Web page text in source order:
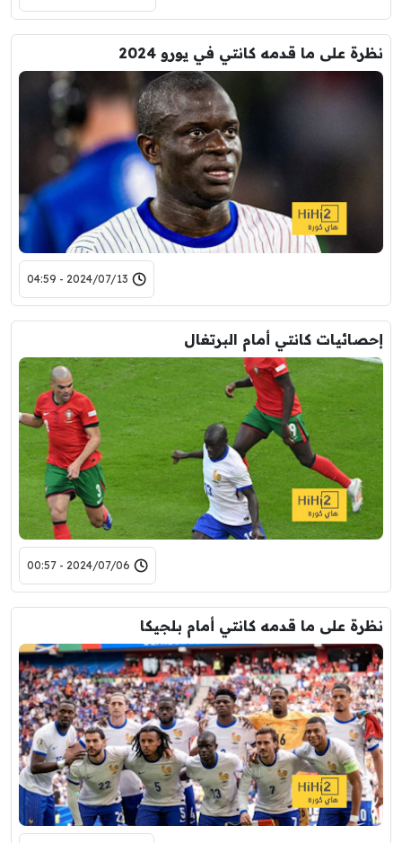
نظرة على ما قدمه كانتي في يورو 2024
2024/07/13 - 04:59
إحصائيات كانتي أمام البرتغال
2024/07/06 - 00:57
نظرة على ما قدمه كانتي أمام بلجيكا